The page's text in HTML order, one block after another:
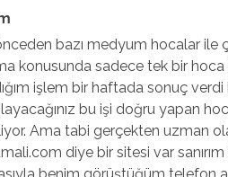
bazı medyum hocalar ile
konusunda sadece tek bir hoca
işlem bir haftada sonuç
bu işi doğru yapan
Ama tabi gerçekten uzman
diye bir sitesi var